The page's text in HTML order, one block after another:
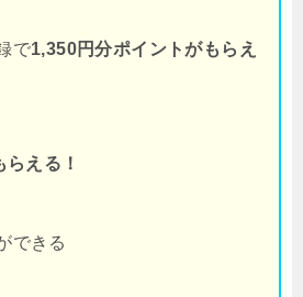
で1,350円分ポイントがもらえ
える！
できる